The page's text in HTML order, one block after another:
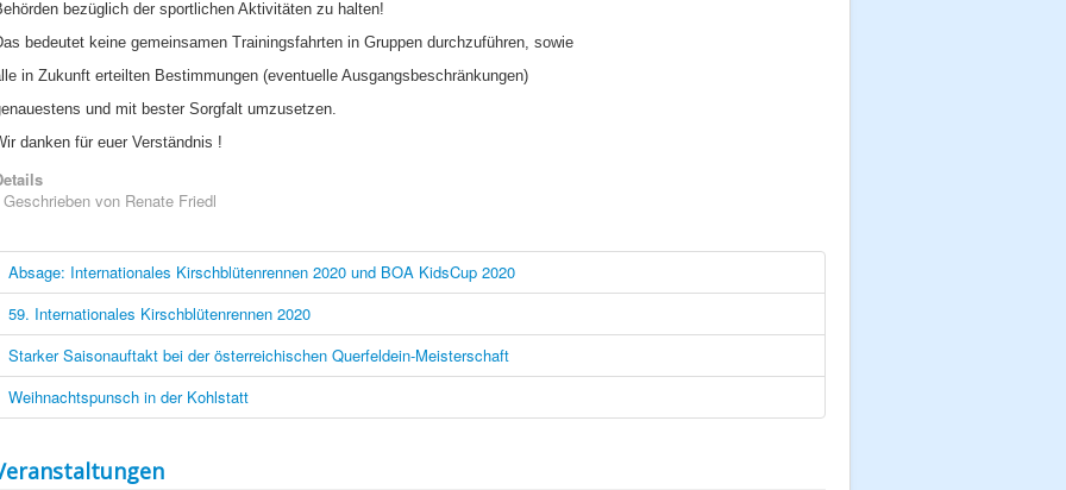
bezüglich der sportlichen Aktivitäten zu halten!
bedeutet keine gemeinsamen Trainingsfahrten in Gruppen durchzuführen, sowie
in Zukunft erteilten Bestimmungen (eventuelle Ausgangsbeschränkungen)
und mit bester Sorgfalt umzusetzen.
danken für euer Verständnis !
Geschrieben von Renate Friedl
Absage: Internationales Kirschblütenrennen 2020 und BOA KidsCup 2020
59. Internationales Kirschblütenrennen 2020
Starker Saisonauftakt bei der österreichischen Querfeldein-Meisterschaft
Weihnachtspunsch in der Kohlstatt